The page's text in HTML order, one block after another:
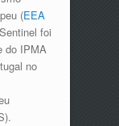
(EEA
foi
do IPMA
no